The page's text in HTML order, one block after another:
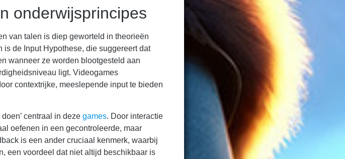
onderwijsprincipes
van talen is diep geworteld in theorieën
de Input Hypothese, die suggereert dat
wanneer ze worden blootgesteld aan
ligt. Videogames
contextrijke, meeslepende input te bieden
centraal in dezegames. Door interactie
oefenen in een gecontroleerde, maar
is een ander cruciaal kenmerk, waarbij
een voordeel dat niet altijd beschikbaar is